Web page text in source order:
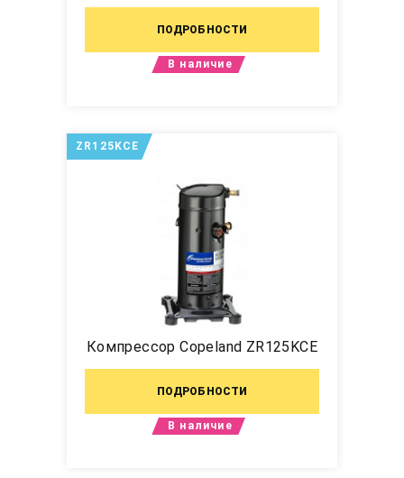
ПОДРОБНОСТИ
В наличие
Компрессор Copeland ZR125KCE
ПОДРОБНОСТИ
ZR125KCE
В наличие